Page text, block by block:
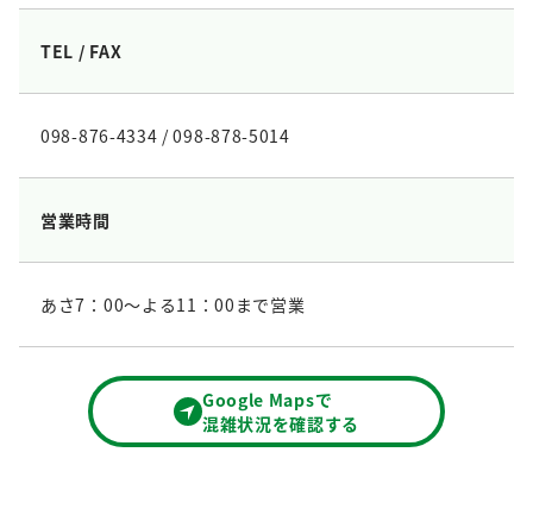
TEL / FAX
098-876-4334 / 098-878-5014
営業時間
あさ7：00～よる11：00まで営業
Google Mapsで
混雑状況を確認する